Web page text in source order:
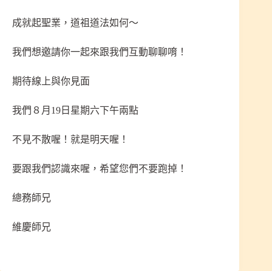
成就起聖業，道祖道法如何～
我們想邀請你一起來跟我們互動聊聊唷！
期待線上與你見面
我們８月19日星期六下午兩點
不見不散喔！就是明天喔！
要跟我們認識來喔，希望您們不要跑掉！
總務師兄
維慶師兄